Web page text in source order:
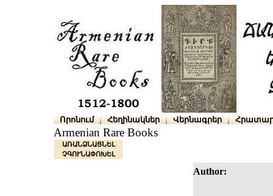
Որոնում Հեղինակներ Վերնագրեր
Armenian Rare Books
ԱՌԱՆՁՆԱՑՆԵԼ
ՉԳՈՒՆԱՓՈԽԵԼ
Author: